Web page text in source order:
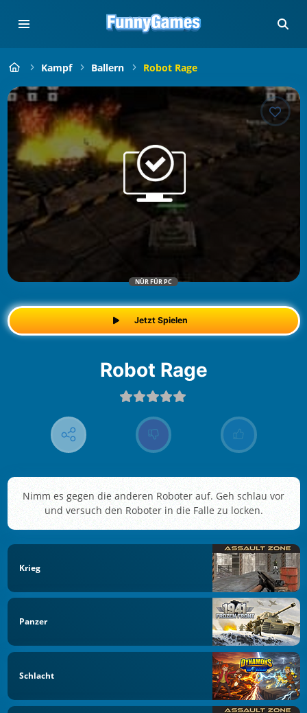
Kampf Ballern Robot Rage
NÜR FÜR PC
Jetzt Spielen
Robot Rage
Nimm es gegen die anderen Roboter auf. Geh schlau vor
und versuch den Roboter in die Falle zu locken.
Krieg
Panzer
Schlacht